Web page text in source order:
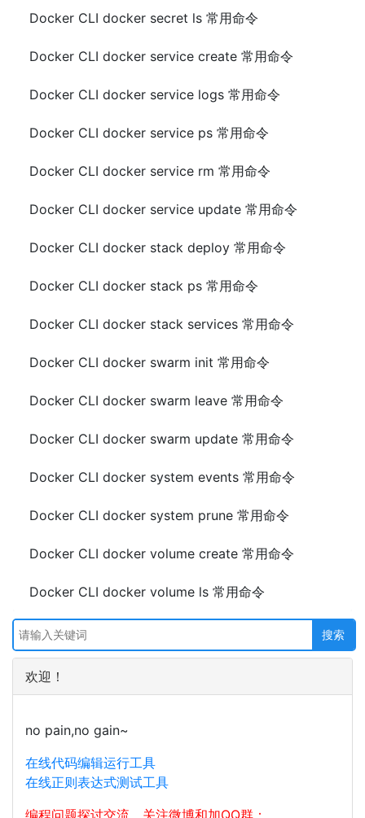
Docker CLI docker secret ls 常用命令
Docker CLI docker service create 常用命令
Docker CLI docker service logs 常用命令
Docker CLI docker service ps 常用命令
Docker CLI docker service rm 常用命令
Docker CLI docker service update 常用命令
Docker CLI docker stack deploy 常用命令
Docker CLI docker stack ps 常用命令
Docker CLI docker stack services 常用命令
Docker CLI docker swarm init 常用命令
Docker CLI docker swarm leave 常用命令
Docker CLI docker swarm update 常用命令
Docker CLI docker system events 常用命令
Docker CLI docker system prune 常用命令
Docker CLI docker volume create 常用命令
Docker CLI docker volume ls 常用命令
欢迎！
no pain,no gain~
在线代码编辑运行工具
在线正则表达式测试工具
编程问题探讨交流，关注微博和加QQ群：